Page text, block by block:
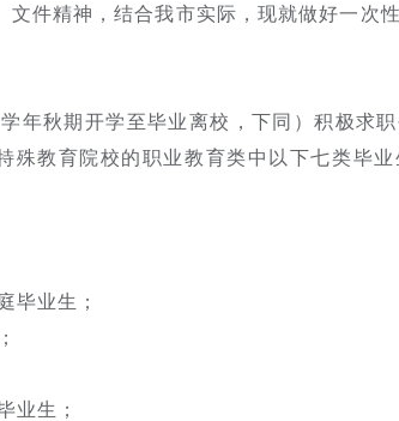
文件精神，结合我市实际，现就做好一次
年秋期开学至毕业离校，下同）积极求职
殊教育院校的职业教育类中以下七类毕
毕业生；
业生；